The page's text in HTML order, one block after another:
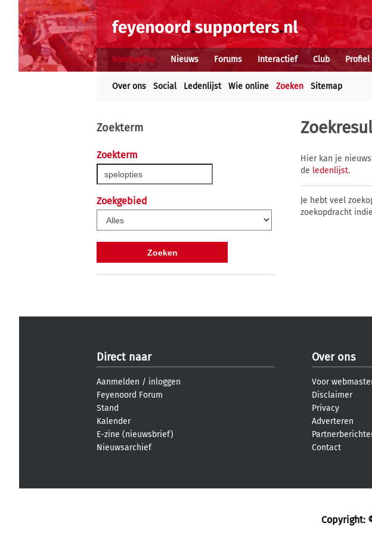
Voorpagina Nieuws Forums Interactief Club Profiel
Over ons Social Ledenlijst Wie online Zoeken Sitemap
Zoekterm
Zoekterm
Zoekgebied
Hier kan je
de ledenlijst.
Je hebt veel
zoekopdracht
Direct naar
Aanmelden / inloggen
Feyenoord Forum
Stand
Kalender
E-zine (nieuwsbrief)
Nieuwsarchief
Over ons
Voor
Disclaimer
Privacy
Adverteren
Contact
Copyright: